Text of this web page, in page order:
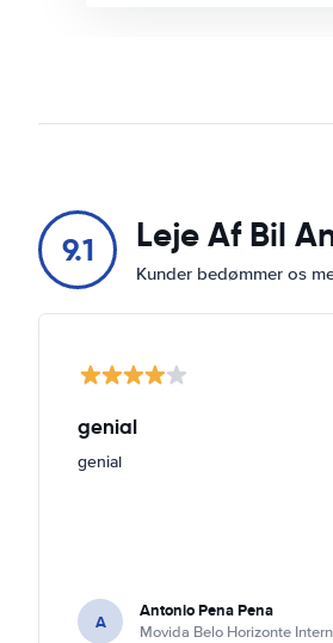
9.1 Leje Af Bil
Kunder bedømmer os
genial
genial
A Antonio Pena Pena
Movida Belo Horizonte